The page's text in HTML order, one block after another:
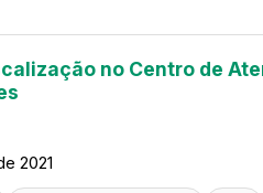
no Centro de
2021